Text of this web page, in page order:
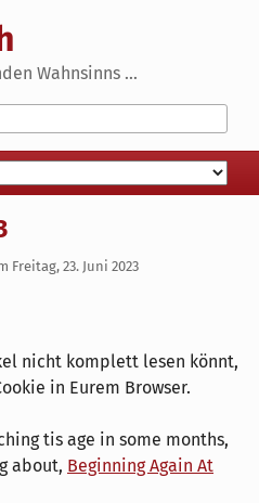
Wahnsinns ...
Freitag, 23. Juni 2023
nicht komplett lesen könnt,
in Eurem Browser.
tis age in some months,
about, Beginning Again At